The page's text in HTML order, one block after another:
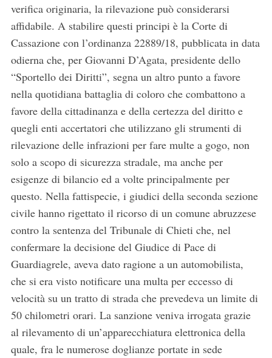
verifica originaria, la rilevazione può considerarsi
affidabile. A stabilire questi principi è la Corte di
Cassazione con l’ordinanza 22889/18, pubblicata in data
odierna che, per Giovanni D’Agata, presidente dello
“Sportello dei Diritti”, segna un altro punto a favore
nella quotidiana battaglia di coloro che combattono a
favore della cittadinanza e della certezza del diritto e
quegli enti accertatori che utilizzano gli strumenti di
rilevazione delle infrazioni per fare multe a gogo, non
solo a scopo di sicurezza stradale, ma anche per
esigenze di bilancio ed a volte principalmente per
questo. Nella fattispecie, i giudici della seconda sezione
civile hanno rigettato il ricorso di un comune abruzzese
contro la sentenza del Tribunale di Chieti che, nel
confermare la decisione del Giudice di Pace di
Guardiagrele, aveva dato ragione a un automobilista,
che si era visto notificare una multa per eccesso di
velocità su un tratto di strada che prevedeva un limite di
50 chilometri orari. La sanzione veniva irrogata grazie
al rilevamento di un’apparecchiatura elettronica della
quale, fra le numerose doglianze portate in sede